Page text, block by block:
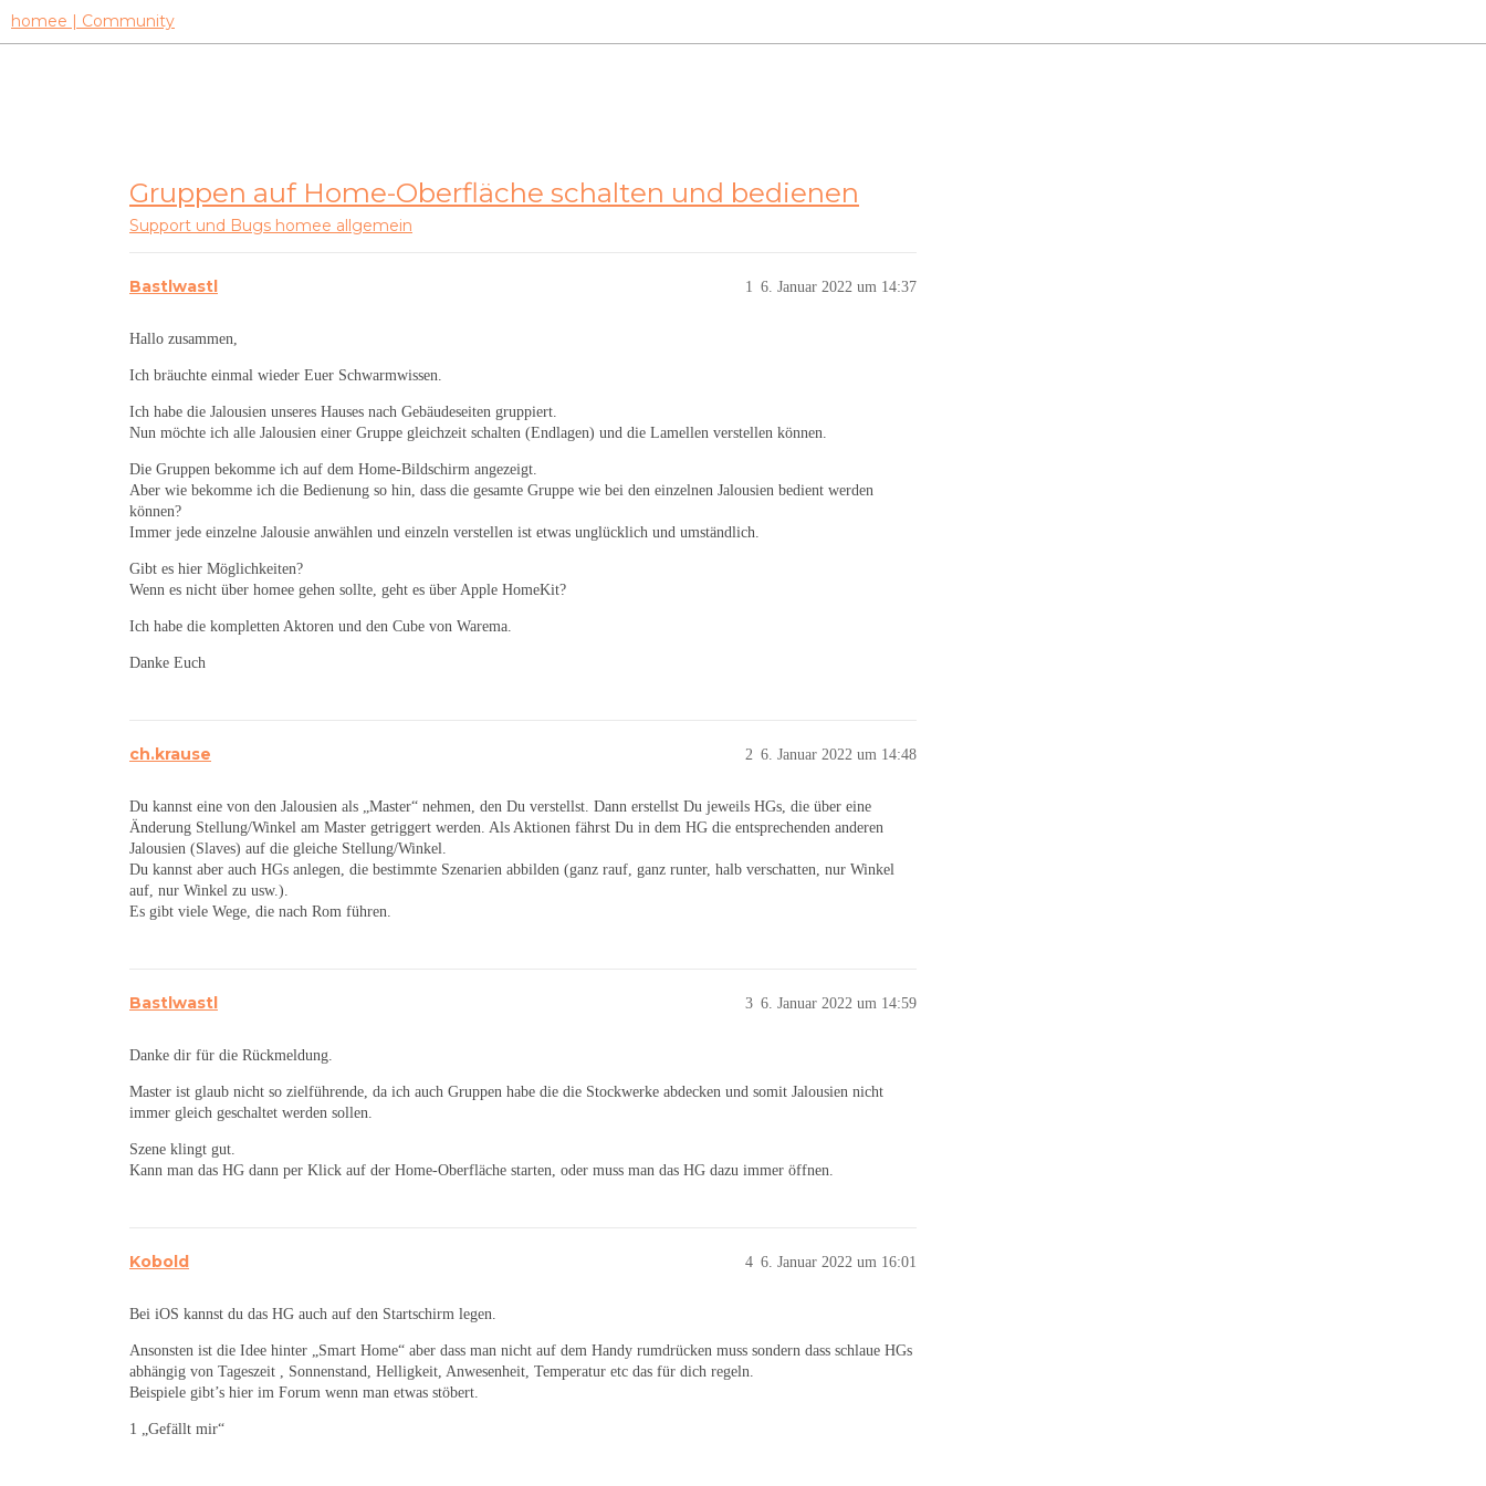
homee | Community
Gruppen auf Home-Oberfläche schalten und bedienen
Support und Bugs homee allgemein
Bastlwastl 6. Januar 2022 um 14:37
1
Hallo zusammen,
Ich bräuchte einmal wieder Euer Schwarmwissen.
Ich habe die Jalousien unseres Hauses nach Gebäudeseiten gruppiert.
Nun möchte ich alle Jalousien einer Gruppe gleichzeit schalten (Endlagen) und die Lamellen verstellen können.
Die Gruppen bekomme ich auf dem Home-Bildschirm angezeigt.
Aber wie bekomme ich die Bedienung so hin, dass die gesamte Gruppe wie bei den einzelnen Jalousien bedient werden
können?
Immer jede einzelne Jalousie anwählen und einzeln verstellen ist etwas unglücklich und umständlich.
Gibt es hier Möglichkeiten?
Wenn es nicht über homee gehen sollte, geht es über Apple HomeKit?
Ich habe die kompletten Aktoren und den Cube von Warema.
Danke Euch
ch.krause 6. Januar 2022 um 14:48
2
Du kannst eine von den Jalousien als „Master“ nehmen, den Du verstellst. Dann erstellst Du jeweils HGs, die über eine
Änderung Stellung/Winkel am Master getriggert werden. Als Aktionen fährst Du in dem HG die entsprechenden anderen
Jalousien (Slaves) auf die gleiche Stellung/Winkel.
Du kannst aber auch HGs anlegen, die bestimmte Szenarien abbilden (ganz rauf, ganz runter, halb verschatten, nur Winkel
auf, nur Winkel zu usw.).
Es gibt viele Wege, die nach Rom führen.
Bastlwastl 6. Januar 2022 um 14:59
3
Danke dir für die Rückmeldung.
Master ist glaub nicht so zielführende, da ich auch Gruppen habe die die Stockwerke abdecken und somit Jalousien nicht
immer gleich geschaltet werden sollen.
Szene klingt gut.
Kann man das HG dann per Klick auf der Home-Oberfläche starten, oder muss man das HG dazu immer öffnen.
Kobold 6. Januar 2022 um 16:01
4
Bei iOS kannst du das HG auch auf den Startschirm legen.
Ansonsten ist die Idee hinter „Smart Home“ aber dass man nicht auf dem Handy rumdrücken muss sondern dass schlaue HGs
abhängig von Tageszeit , Sonnenstand, Helligkeit, Anwesenheit, Temperatur etc das für dich regeln.
Beispiele gibt’s hier im Forum wenn man etwas stöbert.
1 „Gefällt mir“